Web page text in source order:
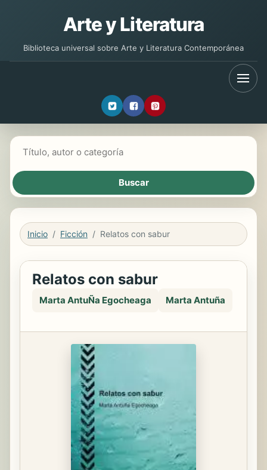
Arte y Literatura
Biblioteca universal sobre Arte y Literatura Contemporánea
Inicio Ficción Relatos con sabur
Relatos con sabur
Marta AntuÑa Egocheaga Marta Antuña